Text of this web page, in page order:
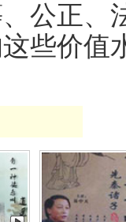
公正、
些价值